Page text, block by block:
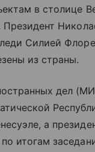
в столице
Президент
Силией
из страны.
дел
а
итогам